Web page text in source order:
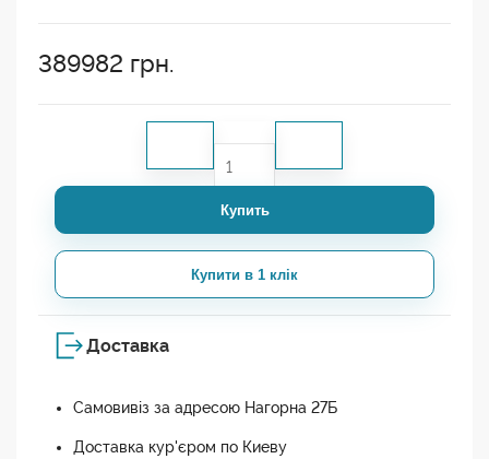
389982 грн.
Купить
Купити в 1 клік
Доставка
Самовивіз за адресою Нагорна 27Б
Доставка кур'єром по Киеву